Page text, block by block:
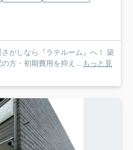
がしなら『ラテルーム』へ！ 築
方・初期費用を抑え... もっと見